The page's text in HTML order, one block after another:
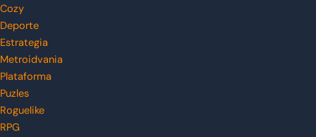
Cozy
Deporte
Estrategia
Metroidvania
Plataforma
Puzles
Roguelike
RPG